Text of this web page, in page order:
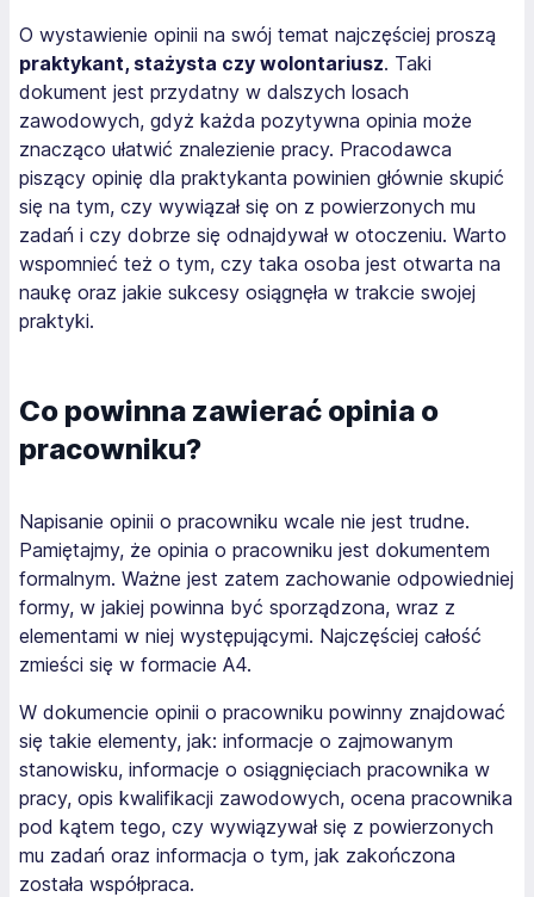
O wystawienie opinii na swój temat najczęściej proszą
praktykant, stażysta czy wolontariusz. Taki
dokument jest przydatny w dalszych losach
zawodowych, gdyż każda pozytywna opinia może
znacząco ułatwić znalezienie pracy. Pracodawca
piszący opinię dla praktykanta powinien głównie skupić
się na tym, czy wywiązał się on z powierzonych mu
zadań i czy dobrze się odnajdywał w otoczeniu. Warto
wspomnieć też o tym, czy taka osoba jest otwarta na
naukę oraz jakie sukcesy osiągnęła w trakcie swojej
praktyki.
Co powinna zawierać opinia o
pracowniku?
Napisanie opinii o pracowniku wcale nie jest trudne.
Pamiętajmy, że opinia o pracowniku jest dokumentem
formalnym. Ważne jest zatem zachowanie odpowiedniej
formy, w jakiej powinna być sporządzona, wraz z
elementami w niej występującymi. Najczęściej całość
zmieści się w formacie A4.
W dokumencie opinii o pracowniku powinny znajdować
się takie elementy, jak: informacje o zajmowanym
stanowisku, informacje o osiągnięciach pracownika w
pracy, opis kwalifikacji zawodowych, ocena pracownika
pod kątem tego, czy wywiązywał się z powierzonych
mu zadań oraz informacja o tym, jak zakończona
została współpraca.